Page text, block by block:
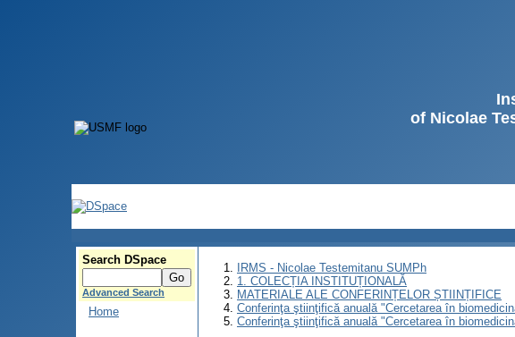
of Nicolae
Search DSpace
Advanced Search
Home
IRMS - Nicolae Testemitanu SUMPh
1. COLECȚIA INSTITUȚIONALĂ
MATERIALE ALE CONFERINȚELOR ȘTIINȚIFICE
Conferinţa ştiinţifică anuală "Cercetarea în
Conferinţa ştiinţifică anuală "Cercetarea în